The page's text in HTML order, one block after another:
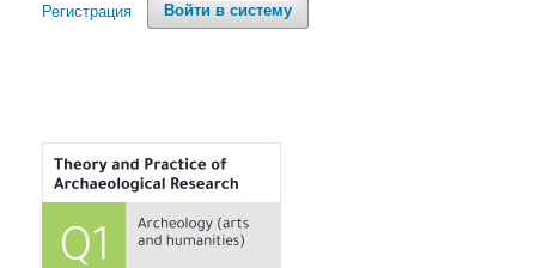
Войти в систему
Регистрация